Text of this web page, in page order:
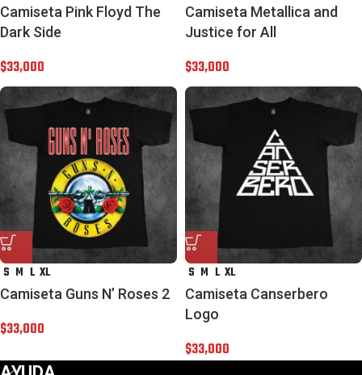
Camiseta Pink Floyd The
Dark Side
$33,000
Camiseta Metallica and
Justice for All
$33,000
S M L XL
Camiseta Guns N’ Roses 2
$33,000
S M L XL
Camiseta Canserbero
Logo
$33,000